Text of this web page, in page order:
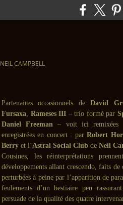
NEIL CAMPBELL
Partenaires occasionnels deDavid
Fursaxa, Rameses III – trio formé par
Daniel Freeman – voit ici remixées
enregistrées en concert : parRobert
Berry et l’Astral Social Club de Neil
Cousines, les réinterprétations
développements allant crescendo, faits
perturbées à peine par l’apparition de
feulements d’un bestiaire peu
persuade de la qualité des quatre